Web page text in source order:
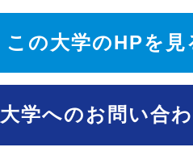
この大学のHPを見
大学へのお問い合